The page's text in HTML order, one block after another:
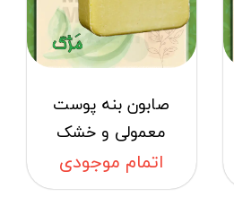
صابون بنه پوست
معمولی و خشک
اتمام موجودی